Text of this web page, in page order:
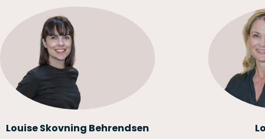
Louise Skovning Behrendsen